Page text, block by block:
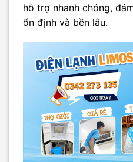
hỗ trợ nhanh chóng,
ổn định và bền lâu.